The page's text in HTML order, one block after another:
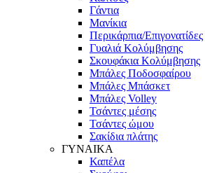
Γάντια
Μανίκια
Περικάρπια/Επιγονατίδες
Γυαλιά Κολύμβησης
Σκουφάκια Κολύμβησης
Μπάλες Ποδοσφαίρου
Μπάλες Μπάσκετ
Μπάλες Volley
Τσάντες μέσης
Τσάντες ώμου
Σακίδια πλάτης
ΓΥΝΑΙΚΑ
Καπέλα